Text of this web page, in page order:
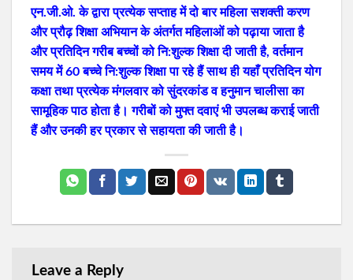
एन.जी.ओ. के द्वारा प्रत्येक सप्ताह में दो बार महिला सशक्ती करण
और प्रौढ़ शिक्षा अभियान के अंतर्गत महिलाओं को पढ़ाया जाता है
और प्रतिदिन गरीब बच्चों को नि:शुल्क शिक्षा दी जाती है, वर्तमान
समय में 60 बच्चे नि:शुल्क शिक्षा पा रहे हैं साथ ही यहाँ प्रतिदिन योग
कक्षा तथा प्रत्येक मंगलवार को सुंदरकांड व हनुमान चालीसा का
सामूहिक पाठ होता है। गरीबों को मुफ्त दवाएं भी उपलब्ध कराई जाती
हैं और उनकी हर प्रकार से सहायता की जाती है।
Leave a Reply